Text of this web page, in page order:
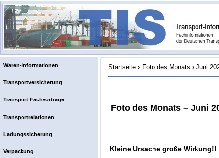
Waren-Informationen
Transportversicherung
Transport Fachvorträge
Transportrelationen
Ladungssicherung
Verpackung
Startseite › Foto des Monats › Juni
Foto des Monats – Juni
Kleine Ursache große Wirkung!!